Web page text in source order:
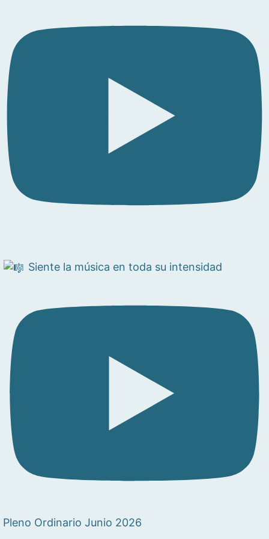
Siente la música en toda su intensidad
Pleno Ordinario Junio 2026